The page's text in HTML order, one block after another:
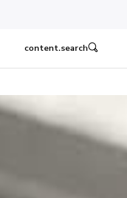
content.search